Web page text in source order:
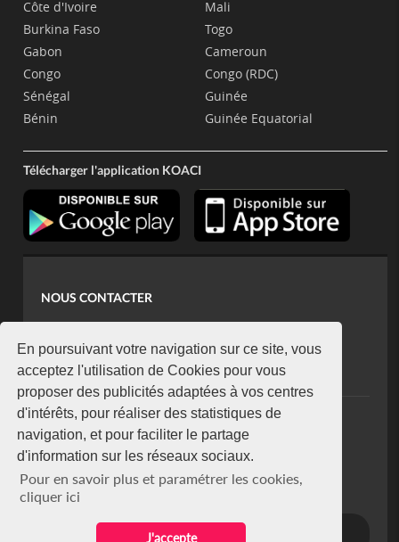
En poursuivant votre navigation sur ce site, vous
acceptez l'utilisation de Cookies pour vous
proposer des publicités adaptées à vos centres
d'intérêts, pour réaliser des statistiques de
navigation, et pour faciliter le partage
d'information sur les réseaux sociaux.
Pour en savoir plus et paramétrer les cookies,
cliquer ici
J'accepte
Côte d'Ivoire
Burkina Faso
Gabon
Congo
Sénégal
Bénin
Mali
Togo
Cameroun
Congo (RDC)
Guinée
Guinée Equatorial
Télécharger l'application KOACI
NOUS CONTACTER
koaci@yahoo.fr
+225 07 08 85 52 93
NEWSLETTER
Restez connecté via notre newsletter
S'abonner
Se désabonner